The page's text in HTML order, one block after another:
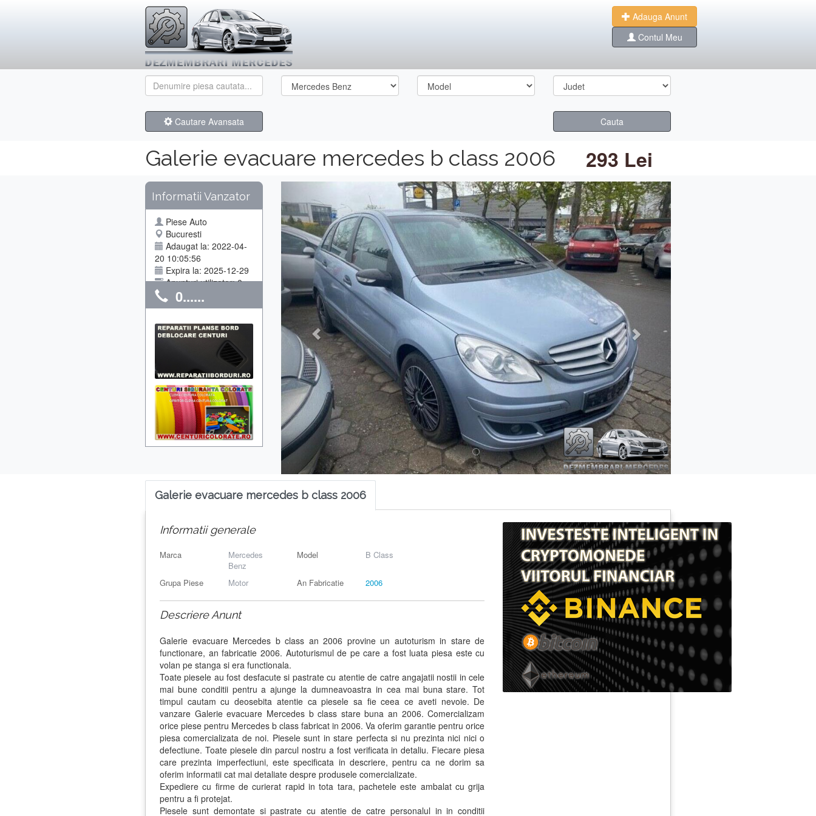
Adauga Anunt
Contul Meu
Cautare Avansata Cauta
Galerie evacuare mercedes b class 2006 293 Lei
Informatii Vanzator
Piese Auto
Bucuresti
Adaugat la: 2022-04-
20 10:05:56
Expira la: 2025-12-29
Anunturi utilizator: 0
0......
Next
Galerie evacuare mercedes b class 2006
Informatii generale
Marca
Mercedes
Benz
Model B Class
Grupa Piese Motor An Fabricatie 2006
Descriere Anunt
Galerie evacuare Mercedes b class an 2006 provine un autoturism in stare de
functionare, an fabricatie 2006. Autoturismul de pe care a fost luata piesa este cu
volan pe stanga si era functionala.
Toate piesele au fost desfacute si pastrate cu atentie de catre angajatii nostii in cele
mai bune conditii pentru a ajunge la dumneavoastra in cea mai buna stare. Tot
timpul cautam cu deosebita atentie ca piesele sa fie ceea ce aveti nevoie. De
vanzare Galerie evacuare Mercedes b class stare buna an 2006. Comercializam
orice piese pentru Mercedes b class fabricat in 2006. Va oferim garantie pentru orice
piesa comercializata de noi. Piesele sunt in stare perfecta si nu prezinta nici nici o
defectiune. Toate piesele din parcul nostru a fost verificata in detaliu. Fiecare piesa
care prezinta imperfectiuni, este specificata in descriere, pentru ca ne dorim sa
oferim informatii cat mai detaliate despre produsele comercializate.
Expediere cu firme de curierat rapid in tota tara, pachetele este ambalat cu grija
pentru a fi protejat.
Piesele sunt demontate si pastrate cu atentie de catre personalul in in conditii